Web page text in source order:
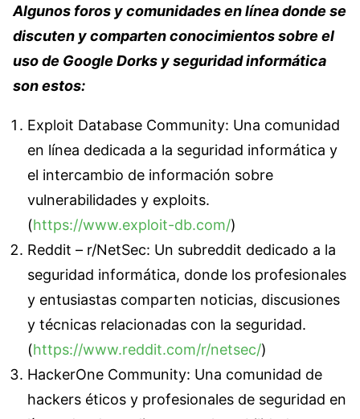
Algunos foros y comunidades en línea donde se
discuten y comparten conocimientos sobre el
uso de Google Dorks y seguridad informática
son estos:
Exploit Database Community: Una comunidad
en línea dedicada a la seguridad informática y
el intercambio de información sobre
vulnerabilidades y exploits.
(https://www.exploit-db.com/)
Reddit – r/NetSec: Un subreddit dedicado a la
seguridad informática, donde los profesionales
y entusiastas comparten noticias, discusiones
y técnicas relacionadas con la seguridad.
(https://www.reddit.com/r/netsec/)
HackerOne Community: Una comunidad de
hackers éticos y profesionales de seguridad en